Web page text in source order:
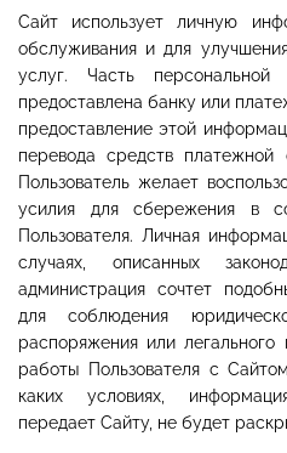
Сайт использует личную
обслуживания и для
услуг. Часть
предоставлена банку или
предоставление этой
перевода средств платежной
Пользователь желает
усилия для сбережения в
Пользователя. Личная
случаях, описанных
администрация сочтет
для соблюдения
распоряжения или
работы Пользователя с
каких условиях,
передает Сайту, не будет